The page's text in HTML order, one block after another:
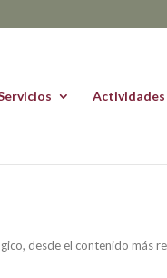
Actividades
desde el contenido más